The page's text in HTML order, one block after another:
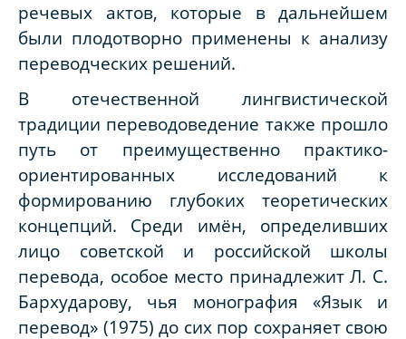
речевых актов, которые в дальнейшем
были плодотворно применены к анализу
переводческих решений.
В отечественной лингвистической
традиции переводоведение также прошло
путь от преимущественно практико-
ориентированных исследований к
формированию глубоких теоретических
концепций. Среди имён, определивших
лицо советской и российской школы
перевода, особое место принадлежит Л. С.
Бархударову, чья монография «Язык и
перевод» (1975) до сих пор сохраняет свою